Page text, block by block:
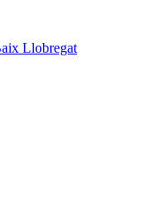
Llobregat